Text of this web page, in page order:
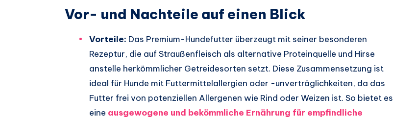
Vor- und Nachteile auf einen Blick
Vorteile: Das Premium-Hundefutter überzeugt mit seiner besonderen
Rezeptur, die auf Straußenfleisch als alternative Proteinquelle und Hirse
anstelle herkömmlicher Getreidesorten setzt. Diese Zusammensetzung ist
ideal für Hunde mit Futtermittelallergien oder -unverträglichkeiten, da das
Futter frei von potenziellen Allergenen wie Rind oder Weizen ist. So bietet es
eine ausgewogene und bekömmliche Ernährung für empfindliche